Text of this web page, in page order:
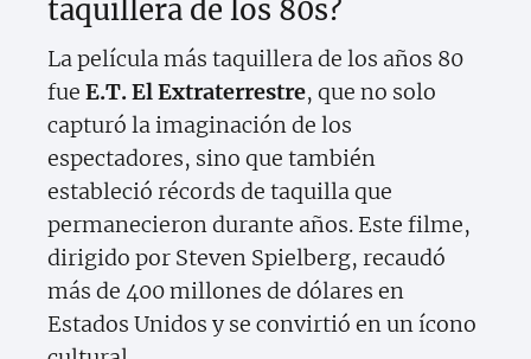
taquillera de los 80s?
La película más taquillera de los años 80
fue E.T. El Extraterrestre, que no solo
capturó la imaginación de los
espectadores, sino que también
estableció récords de taquilla que
permanecieron durante años. Este filme,
dirigido por Steven Spielberg, recaudó
más de 400 millones de dólares en
Estados Unidos y se convirtió en un ícono